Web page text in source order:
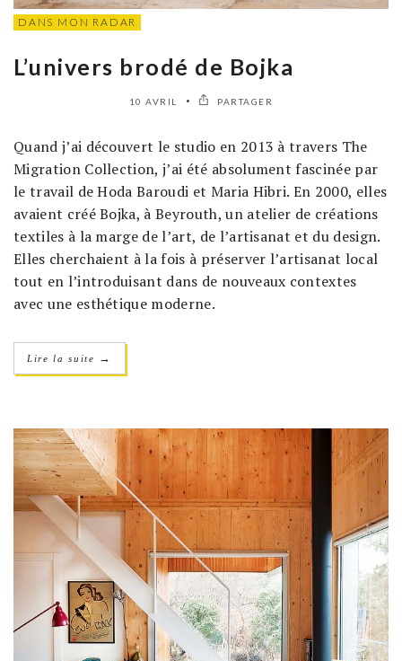
DANS MON RADAR
L’univers brodé de Bojka
10 AVRIL PARTAGER
Quand j’ai découvert le studio en 2013 à travers The
Migration Collection, j’ai été absolument fascinée par
le travail de Hoda Baroudi et Maria Hibri. En 2000, elles
avaient créé Bojka, à Beyrouth, un atelier de créations
textiles à la marge de l’art, de l’artisanat et du design.
Elles cherchaient à la fois à préserver l’artisanat local
tout en l’introduisant dans de nouveaux contextes
avec une esthétique moderne.
Lire la suite →